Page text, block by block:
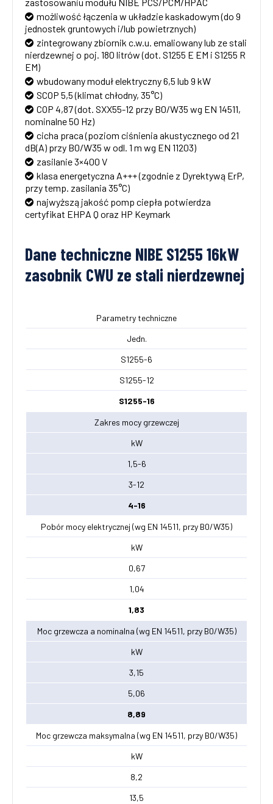
możliwość łączenia w układzie kaskadowym (do 9
jednostek gruntowych i/lub powietrznych)
zintegrowany zbiornik c.w.u. emaliowany lub ze stali
nierdzewnej o poj. 180 litrów (dot. S1255 E EM i S1255 R
EM)
wbudowany moduł elektryczny 6,5 lub 9 kW
SCOP 5,5 (klimat chłodny, 35°C)
COP 4,87 (dot. SXX55-12 przy B0/W35 wg EN 14511,
nominalne 50 Hz)
cicha praca (poziom ciśnienia akustycznego od 21
dB(A) przy B0/W35 w odl. 1 m wg EN 11203)
zasilanie 3×400 V
klasa energetyczna A+++ (zgodnie z Dyrektywą ErP,
przy temp. zasilania 35°C)
najwyższą jakość pomp ciepła potwierdza
certyfikat EHPA Q oraz HP Keymark
Dane techniczne NIBE S1255 16kW
zasobnik CWU ze stali nierdzewnej
Parametry techniczne
Jedn.
S1255-6
S1255-12
S1255-16
Zakres mocy grzewczej
kW
1,5-6
3-12
4-16
Pobór mocy elektrycznej (wg EN 14511, przy B0/W35)
kW
0,67
1,04
1,83
Moc grzewcza a nominalna (wg EN 14511, przy B0/W35)
kW
3,15
5,06
8,89
Moc grzewcza maksymalna (wg EN 14511, przy B0/W35)
kW
8,2
13,5